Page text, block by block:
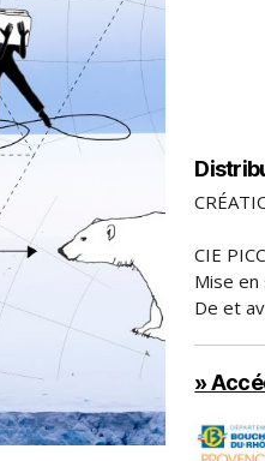
CIE
Mise en
De et
»